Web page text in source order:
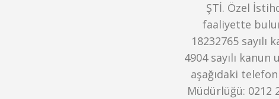
ŞTİ. Özel
faaliyette
18232765
4904 sayılı
aşağıdaki
Müdürlüğü: 0212